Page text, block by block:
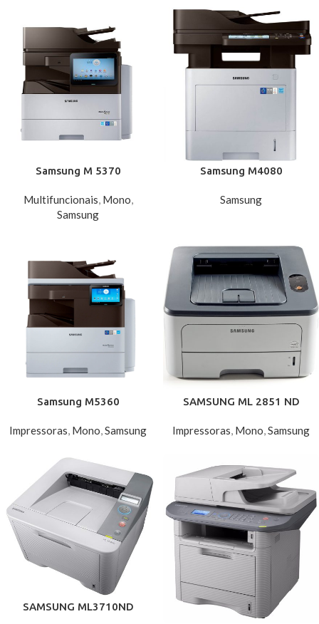
Samsung M 5370
Multifuncionais, Mono,
Samsung
Samsung M4080
Samsung
Samsung M5360
Impressoras, Mono,Samsung
SAMSUNG ML 2851 ND
Impressoras, Mono,Samsung
SAMSUNG ML3710ND